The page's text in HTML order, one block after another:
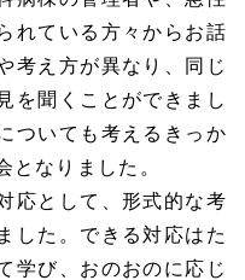
れている方々からお話
考え方が異なり、同じ
を聞くことができまし
ついても考えるきっか
となりました。
応として、形式的な考
した。できる対応はた
学び、おのおのに応じ